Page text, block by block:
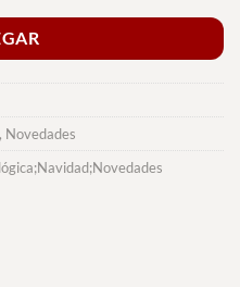
, Novedades